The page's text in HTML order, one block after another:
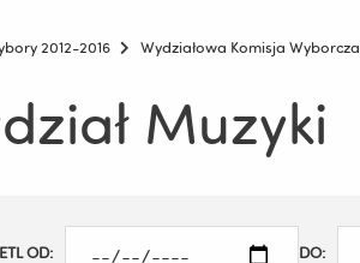
2012-2016 Wydziałowa Komisja Wyborcza
Muzyki
OD: DO: